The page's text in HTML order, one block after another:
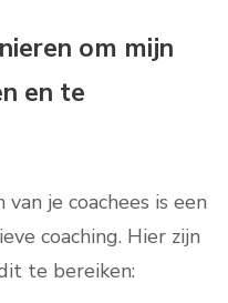
om mijn
en te
je coachees is een
coaching. Hier zijn
te bereiken: